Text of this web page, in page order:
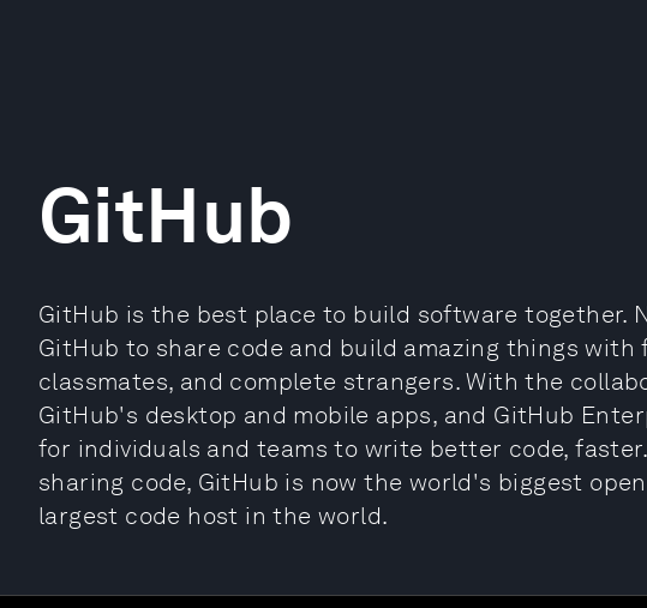
GitHub
GitHub is the best place to build software together.
GitHub to share code and build amazing things with
classmates, and complete strangers. With the
GitHub's desktop and mobile apps, and GitHub
for individuals and teams to write better code,
sharing code, GitHub is now the world's biggest
largest code host in the world.